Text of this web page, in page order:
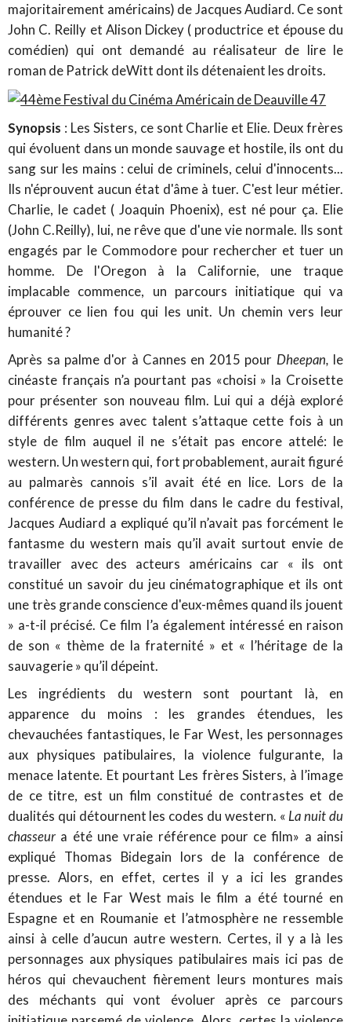
majoritairement américains) de Jacques Audiard. Ce sont
John C. Reilly et Alison Dickey ( productrice et épouse du
comédien) qui ont demandé au réalisateur de lire le
roman de Patrick deWitt dont ils détenaient les droits.
Synopsis : Les Sisters, ce sont Charlie et Elie. Deux frères
qui évoluent dans un monde sauvage et hostile, ils ont du
sang sur les mains : celui de criminels, celui d'innocents...
Ils n'éprouvent aucun état d'âme à tuer. C'est leur métier.
Charlie, le cadet ( Joaquin Phoenix), est né pour ça. Elie
(John C.Reilly), lui, ne rêve que d'une vie normale. Ils sont
engagés par le Commodore pour rechercher et tuer un
homme. De l'Oregon à la Californie, une traque
implacable commence, un parcours initiatique qui va
éprouver ce lien fou qui les unit. Un chemin vers leur
humanité ?
Après sa palme d'or à Cannes en 2015 pour Dheepan, le
cinéaste français n’a pourtant pas «choisi » la Croisette
pour présenter son nouveau film. Lui qui a déjà exploré
différents genres avec talent s’attaque cette fois à un
style de film auquel il ne s’était pas encore attelé: le
western. Un western qui, fort probablement, aurait figuré
au palmarès cannois s’il avait été en lice. Lors de la
conférence de presse du film dans le cadre du festival,
Jacques Audiard a expliqué qu’il n’avait pas forcément le
fantasme du western mais qu’il avait surtout envie de
travailler avec des acteurs américains car « ils ont
constitué un savoir du jeu cinématographique et ils ont
une très grande conscience d'eux-mêmes quand ils jouent
» a-t-il précisé. Ce film l’a également intéressé en raison
de son « thème de la fraternité » et « l’héritage de la
sauvagerie » qu’il dépeint.
Les ingrédients du western sont pourtant là, en
apparence du moins : les grandes étendues, les
chevauchées fantastiques, le Far West, les personnages
aux physiques patibulaires, la violence fulgurante, la
menace latente. Et pourtant Les frères Sisters, à l’image
de ce titre, est un film constitué de contrastes et de
dualités qui détournent les codes du western. « La nuit du
chasseur a été une vraie référence pour ce film» a ainsi
expliqué Thomas Bidegain lors de la conférence de
presse. Alors, en effet, certes il y a ici les grandes
étendues et le Far West mais le film a été tourné en
Espagne et en Roumanie et l’atmosphère ne ressemble
ainsi à celle d’aucun autre western. Certes, il y a là les
personnages aux physiques patibulaires mais ici pas de
héros qui chevauchent fièrement leurs montures mais
des méchants qui vont évoluer après ce parcours